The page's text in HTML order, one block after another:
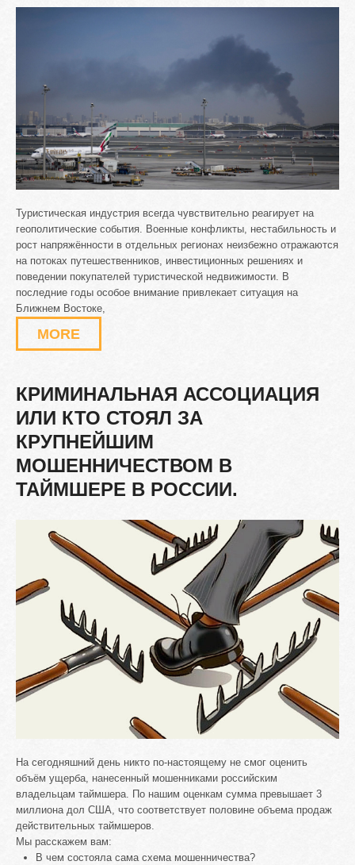
Туристическая индустрия всегда чувствительно реагирует на
геополитические события. Военные конфликты, нестабильность и
рост напряжённости в отдельных регионах неизбежно отражаются
на потоках путешественников, инвестиционных решениях и
поведении покупателей туристической недвижимости. В
последние годы особое внимание привлекает ситуация на
Ближнем Востоке,
MORE
КРИМИНАЛЬНАЯ АССОЦИАЦИЯ
ИЛИ КТО СТОЯЛ ЗА
КРУПНЕЙШИМ
МОШЕННИЧЕСТВОМ В
ТАЙМШЕРЕ В РОССИИ.
На сегодняшний день никто по-настоящему не смог оценить
объём ущерба, нанесенный мошенниками российским
владельцам таймшера. По нашим оценкам сумма превышает 3
миллиона дол США, что соответствует половине объема продаж
действительных таймшеров.
Мы расскажем вам:
В чем состояла сама схема мошенничества?